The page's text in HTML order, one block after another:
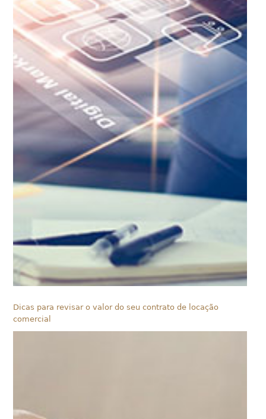
Dicas para revisar o valor do seu contrato de locação
comercial